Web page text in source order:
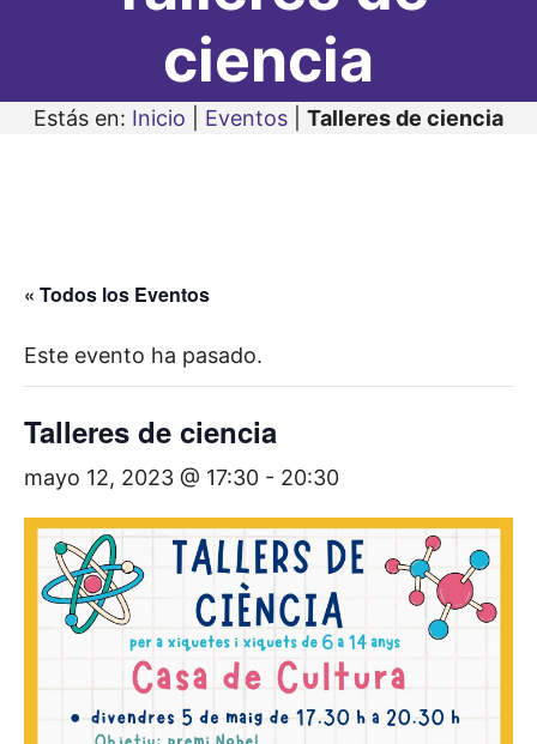
ciencia
Estás en: Inicio Eventos Talleres de ciencia
« Todos los Eventos
Este evento ha pasado.
Talleres de ciencia
mayo 12, 2023 @ 17:30 - 20:30